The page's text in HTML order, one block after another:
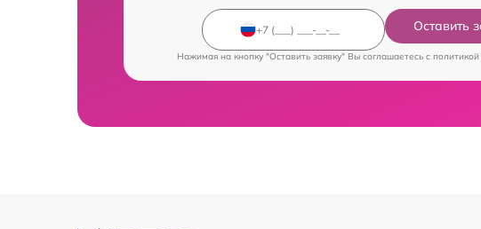
Оставить
Нажимая на кнопку "Оставить заявку" Вы соглашаетесь c